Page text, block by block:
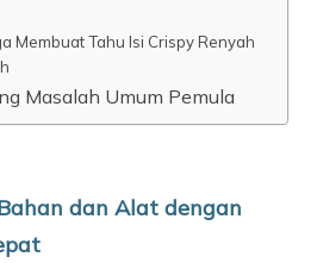
Membuat Tahu Isi Crispy Renyah
Masalah Umum Pemula
dan Alat dengan